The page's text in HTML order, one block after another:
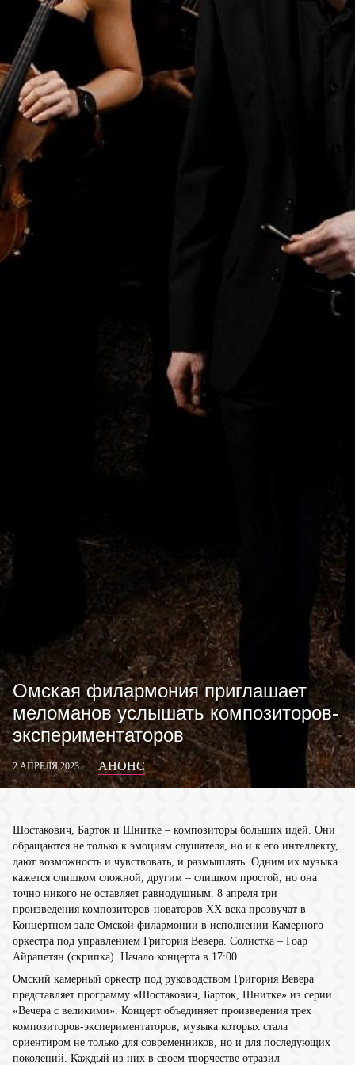
2 АПРЕЛЯ 2023 АНОНС
Омская филармония приглашает
меломанов услышать композиторов-
экспериментаторов
Шостакович, Барток и Шнитке – композиторы больших идей. Они
обращаются не только к эмоциям слушателя, но и к его интеллекту,
дают возможность и чувствовать, и размышлять. Одним их музыка
кажется слишком сложной, другим – слишком простой, но она
точно никого не оставляет равнодушным. 8 апреля три
произведения композиторов-новаторов XX века прозвучат в
Концертном зале Омской филармонии в исполнении Камерного
оркестра под управлением Григория Вевера. Cолистка – Гоар
Айрапетян (скрипка). Начало концерта в 17:00.
Омский камерный оркестр под руководством Григория Вевера
представляет программу «Шостакович, Барток, Шнитке» из серии
«Вечера с великими». Концерт объединяет произведения трех
композиторов-экспериментаторов, музыка которых стала
ориентиром не только для современников, но и для последующих
поколений. Каждый из них в своем творчестве отразил